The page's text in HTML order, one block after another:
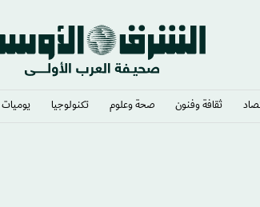
ثقافة وفنون صحة وعلوم تكنولوجيا